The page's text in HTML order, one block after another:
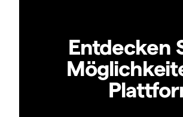
Entdecken